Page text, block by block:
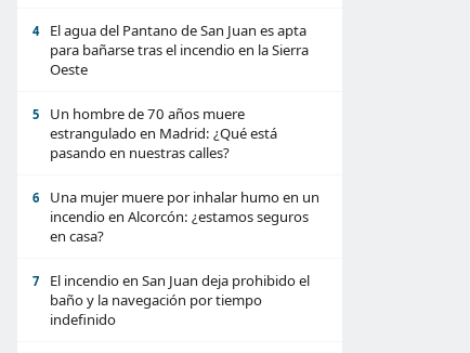
4
El agua del Pantano de San Juan es apta
para bañarse tras el incendio en la Sierra
Oeste
5
Un hombre de 70 años muere
estrangulado en Madrid: ¿Qué está
pasando en nuestras calles?
6
Una mujer muere por inhalar humo en un
incendio en Alcorcón: ¿estamos seguros
en casa?
7
El incendio en San Juan deja prohibido el
baño y la navegación por tiempo
indefinido